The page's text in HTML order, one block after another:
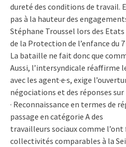
dureté des conditions de travail.
pas à la hauteur des
Stéphane Troussel lors des
de la Protection de l’enfance du
La bataille ne fait donc que
Aussi, l’intersyndicale réaffirme
avec les agent·e·s, exige
négociations et des réponses
· Reconnaissance en termes de
passage en catégorie A des
travailleurs sociaux comme
collectivités comparables à la